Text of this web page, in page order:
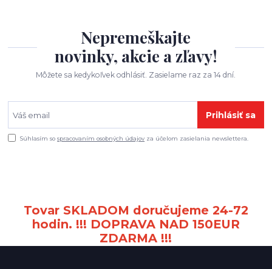
Nepremeškajte
novinky, akcie a zľavy!
Môžete sa kedykoľvek odhlásiť. Zasielame raz za 14 dní.
Prihlásiť sa
Súhlasím sospracovaním osobných údajov za účelom zasielania newslettera.
Tovar SKLADOM doručujeme 24-72
hodin. !!! DOPRAVA NAD 150EUR
ZDARMA !!!